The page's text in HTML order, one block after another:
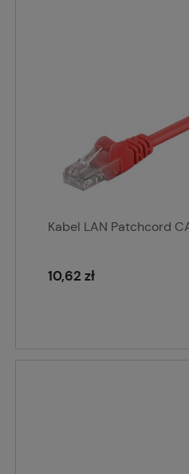
Kabel LAN Patchcord
10,62 zł